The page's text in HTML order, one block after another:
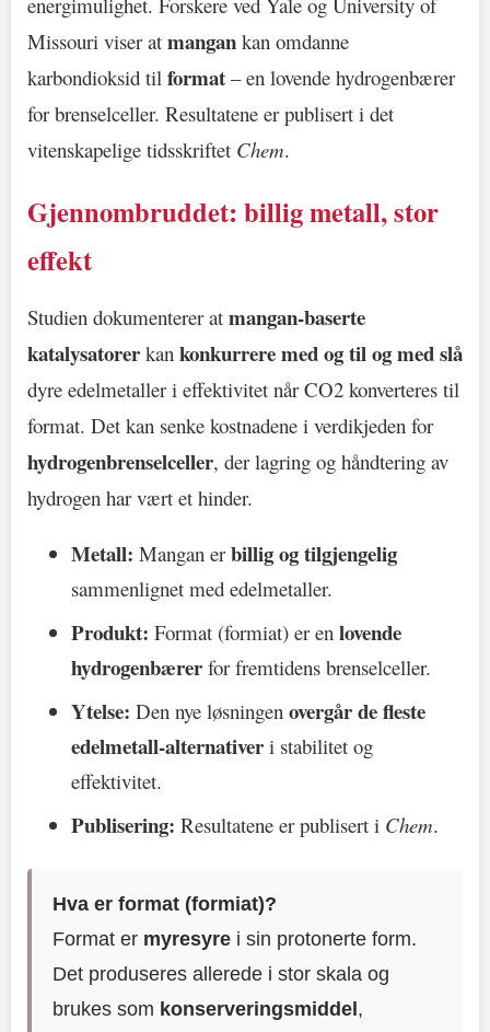
Missouri viser at mangan kan omdanne
karbondioksid til format – en lovende hydrogenbærer
for brenselceller. Resultatene er publisert i det
vitenskapelige tidsskriftet Chem.
Gjennombruddet: billig metall, stor
effekt
Studien dokumenterer at mangan-baserte
katalysatorer kan konkurrere med og til og med slå
dyre edelmetaller i effektivitet når CO2 konverteres til
format. Det kan senke kostnadene i verdikjeden for
hydrogenbrenselceller, der lagring og håndtering av
hydrogen har vært et hinder.
Metall: Mangan erbillig og tilgjengelig
sammenlignet med edelmetaller.
Produkt: Format (formiat) er en lovende
hydrogenbærer for fremtidens brenselceller.
Ytelse: Den nye løsningen overgår de fleste
edelmetall-alternativer i stabilitet og
effektivitet.
Publisering: Resultatene er publisert i Chem.
Hva er format (formiat)?
Format er myresyre i sin protonerte form.
Det produseres allerede i stor skala og
brukes som konserveringsmiddel ,